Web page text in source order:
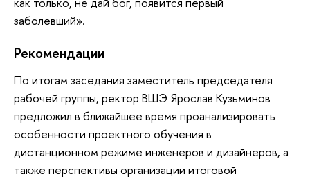
заболевший».
Рекомендации
По итогам заседания заместитель председателя
рабочей группы, ректор ВШЭ Ярослав Кузьминов
предложил в ближайшее время проанализировать
особенности проектного обучения в
дистанционном режиме инженеров и дизайнеров, а
также перспективы организации итоговой